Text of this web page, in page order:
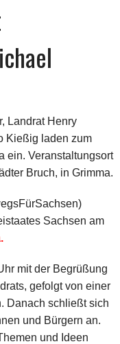
Landrat Henry
Kießig laden zum
ein. Veranstaltungsort
Bruch, in Grimma.
Sachsen am
mit der Begrüßung
gefolgt von einer
Danach schließt sich
und Bürgern an.
und Ideen